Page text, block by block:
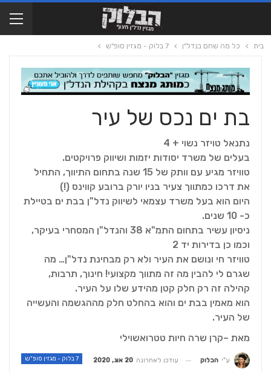
בית כל מה שחם בנדל"ן 7 בלוק - מגזין סופ"ש
בת ים נכס של עיר
נתנאל טויזר נשוי + 4
בעלים של משרד יסודות יזמות ושיווק פרויקטים.
טוויזר מגיע עם וותק של 15 שנה בתחום התיווך, התחיל
את דרכו כמתווך צעיר בניו יורק ברובע קווינס (!)
היום הוא בעל משרד עצמאי לשיווק נדל"ן בבת ים בטיילת
כ- 10 שנים.
ניסיון עשיר בתחום התמ"א 38 והנדל"ן המסחרי בעיקר,
וכמו כן בדירות יד 2
טוויזר חי ונושם את העיר ולא רק מבחינת נדל"ן… מה
שגרם לי להבין מה זה מתווך מקצועי! חינוך, תרבות,
קהילה זה רק חלק קטן מהידע שלו על העיר.
הוא מאמין בבת ים והוא בהחלט חלק מההגשמה והעשייה
של העיר.
מאת –קרן שרה חיות טטרואשוילי
7 בלוק - מגזין סופ"ש ע"י הבלוק עודכן לאחרונה 20 אוג, 2020